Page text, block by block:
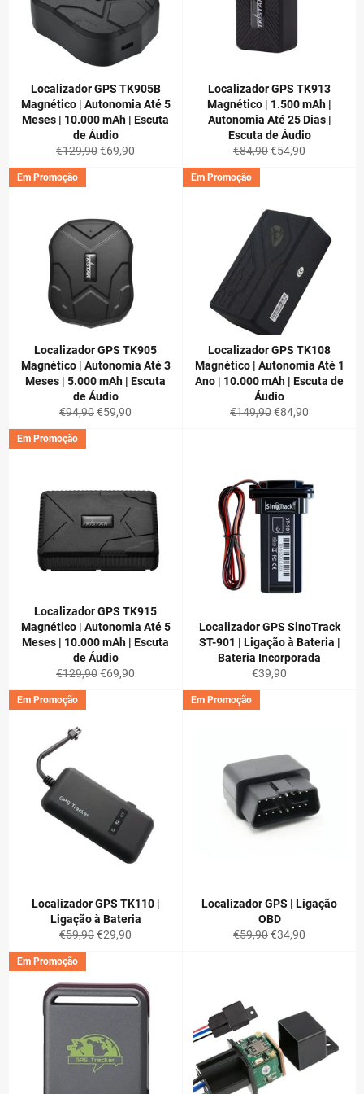
Localizador GPS TK905B
Magnético | Autonomia Até 5
Meses | 10.000 mAh | Escuta
de Áudio
Preço
normal
€129,90Preço
€69,90
Localizador GPS TK913
Magnético | 1.500 mAh |
Autonomia Até 25 Dias |
Escuta de Áudio
Preço
normal
€84,90Preço
€54,90
Localizador GPS TK905
Magnético | Autonomia Até 3
Meses | 5.000 mAh | Escuta
de Áudio
Preço
normal
€94,90Preço
€59,90
Em Promoção
Localizador GPS TK108
Magnético | Autonomia Até 1
Ano | 10.000 mAh | Escuta de
Áudio
Preço
€149,90Preço
€84,90
Em Promoção
Localizador GPS TK915
Magnético | Autonomia Até 5
Meses | 10.000 mAh | Escuta
de Áudio
Preço
normal
€129,90Preço
€69,90
Em Promoção
Localizador GPS SinoTrack
ST-901 | Ligação à Bateria |
Bateria Incorporada
Preço
normal
€39,90
Localizador GPS TK110 |
Ligação à Bateria
Preço
normal
€59,90Preço
€29,90
Em Promoção
Localizador GPS | Ligação
OBD
Preço
€59,90Preço
€34,90
Em Promoção
Em Promoção